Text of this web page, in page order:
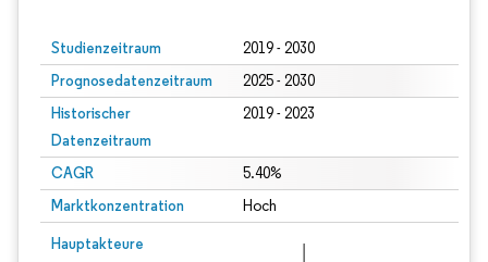
Studienzeitraum 2019 - 2030
Prognosedatenzeitraum 2025 - 2030
Historischer
Datenzeitraum
2019 - 2023
CAGR 5.40%
Marktkonzentration Hoch
Hauptakteure